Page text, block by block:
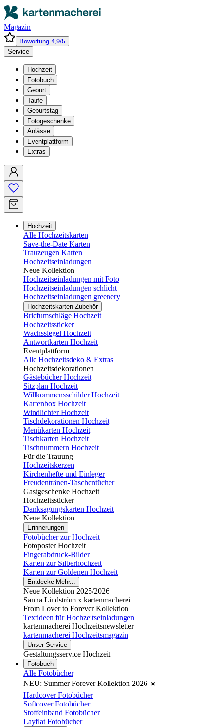
Magazin
Bewertung 4,9/5
Service
Hochzeit
Fotobuch
Geburt
Taufe
Geburtstag
Fotogeschenke
Anlässe
Eventplattform
Extras
Hochzeit
Alle Hochzeitskarten
Save-the-Date Karten
Trauzeugen Karten
Hochzeitseinladungen
Neue Kollektion
Hochzeitseinladungen mit Foto
Hochzeitseinladungen schlicht
Hochzeitseinladungen greenery
Hochzeitskarten Zubehör
Briefumschläge Hochzeit
Hochzeitssticker
Wachssiegel Hochzeit
Antwortkarten Hochzeit
Eventplattform
Alle Hochzeitsdeko & Extras
Hochzeitsdekorationen
Gästebücher Hochzeit
Sitzplan Hochzeit
Willkommensschilder Hochzeit
Kartenbox Hochzeit
Windlichter Hochzeit
Tischdekorationen Hochzeit
Menükarten Hochzeit
Tischkarten Hochzeit
Tischnummern Hochzeit
Für die Trauung
Hochzeitskerzen
Kirchenhefte und Einleger
Freudentränen-Taschentücher
Gastgeschenke Hochzeit
Hochzeitssticker
Danksagungskarten Hochzeit
Neue Kollektion
Erinnerungen
Fotobücher zur Hochzeit
Fotoposter Hochzeit
Fingerabdruck-Bilder
Karten zur Silberhochzeit
Karten zur Goldenen Hochzeit
Entdecke Mehr...
Neue Kollektion 2025/2026
Sanna Lindström x kartenmacherei
From Lover to Forever Kollektion
Textideen für Hochzeitseinladungen
kartenmacherei Hochzeitsnewsletter
kartenmacherei Hochzeitsmagazin
Unser Service
Gestaltungsservice Hochzeit
Fotobuch
Alle Fotobücher
NEU: Summer Forever Kollektion 2026 ☀️
Hardcover Fotobücher
Softcover Fotobücher
Stoffeinband Fotobücher
Layflat Fotobücher